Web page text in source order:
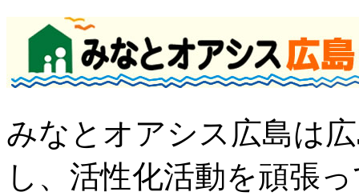
みなとオアシス広島は
し、活性化活動を頑張